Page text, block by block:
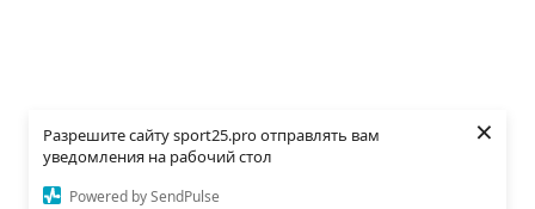
Разрешите сайту sport25.pro отправлять вам
уведомления на рабочий стол
Powered by SendPulse
×